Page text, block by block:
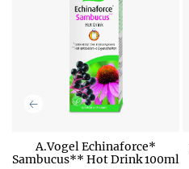
A.Vogel Echinaforce*
Sambucus** Hot Drink 100ml